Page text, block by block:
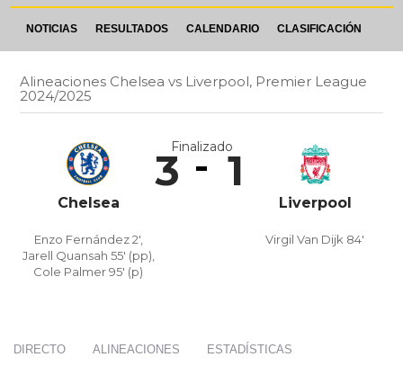
NOTICIAS RESULTADOS CALENDARIO CLASIFICACIÓN
Alineaciones Chelsea vs Liverpool, Premier League
2024/2025
Chelsea
3
Enzo Fernández 2',
Jarell Quansah 55' (pp),
Cole Palmer 95' (p)
Liverpool
1
Virgil Van Dijk 84'
Finalizado
DIRECTO ALINEACIONES ESTADÍSTICAS